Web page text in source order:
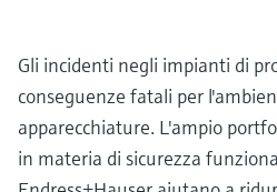
Gli incidenti negli impianti di
conseguenze fatali per
apparecchiature. L'ampio
in materia di sicurezza